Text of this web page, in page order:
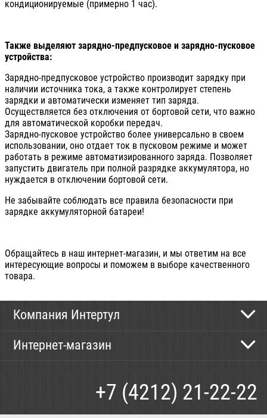
кондиционируемые (примерно 1 час).
Также выделяют зарядно-предпусковое и зарядно-пусковое
устройства:
Зарядно-предпусковое устройство производит зарядку при
наличии источника тока, а также контролирует степень
зарядки и автоматически изменяет тип заряда.
Осуществляется без отключения от бортовой сети, что важно
для автоматической коробки передач.
Зарядно-пусковое устройство более универсально в своем
использовании, оно отдает ток в пусковом режиме и может
работать в режиме автоматизированного заряда. Позволяет
запустить двигатель при полной разрядке аккумулятора, но
нуждается в отключении бортовой сети.
Не забывайте соблюдать все правила безопасности при
зарядке аккумуляторной батареи!
Обращайтесь в наш интернет-магазин, и мы ответим на все
интересующие вопросы и поможем в выборе качественного
товара.
Компания Интертул
Новости
Интернет-магазин
+7 (4212) 21-22-22